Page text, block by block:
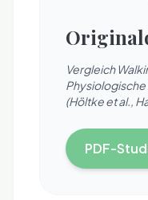
Vergleich
(Höltke et al.,
PDF-